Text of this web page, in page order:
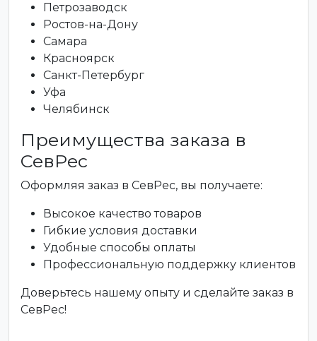
Петрозаводск
Ростов-на-Дону
Самара
Красноярск
Санкт-Петербург
Уфа
Челябинск
Преимущества заказа в
СевРес
Оформляя заказ в СевРес, вы получаете:
Высокое качество товаров
Гибкие условия доставки
Удобные способы оплаты
Профессиональную поддержку клиентов
Доверьтесь нашему опыту и сделайте заказ в
СевРес!